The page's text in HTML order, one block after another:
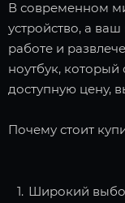
В современном
устройство, а
работе и
ноутбук, который
доступную цену,
Почему стоит
Широкий